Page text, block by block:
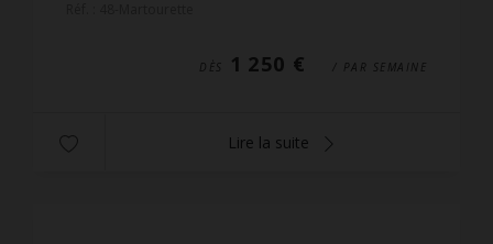
DÈS 1 250 € / PAR SEMAINE
Lire la suite